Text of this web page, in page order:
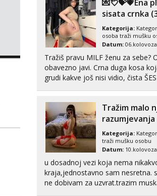
Anđela
Čekam tvoj poziv!
Tel: 064/677-677 - Kod:
tel:0,93€ - mob:1,12€ min
Mira
Razgovaram :)
tel:0,93€ - mob:1,12€ min
Obavijesti me
neljubim se Wha...💌💘💝💗Ena
sisata crnka
videa i c2c💗
Kategorija:
osoba traži mušku
Datum:
Tražiš pravu MILF ženu za sebe?
obavezno javi. Crna duga kosa
grudi kakve još nisi vidio, čista
nisi vidio. Uvijek sam spremna za
Tražim malo
razumjevanja
Kategorija:
traži mušku osobu
Datum:
u dosadnoj vezi koja nema
kraja,jednostavno sam nesretna.
ne dobivam za uzvrat.trazim